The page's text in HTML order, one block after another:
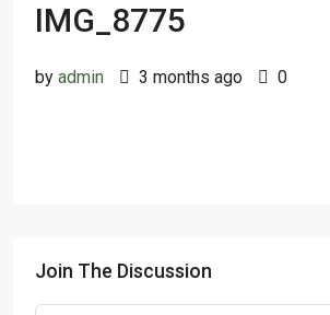
IMG_8775
by admin 3 months ago 0
Join The Discussion